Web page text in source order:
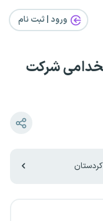
ورود | ثبت‌ نام
شرکت